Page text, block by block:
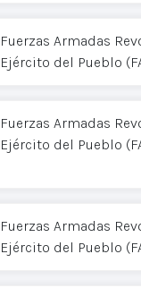
Fuerzas Armadas
Ejército del Pueblo
Fuerzas Armadas
Ejército del Pueblo
Fuerzas Armadas
Ejército del Pueblo